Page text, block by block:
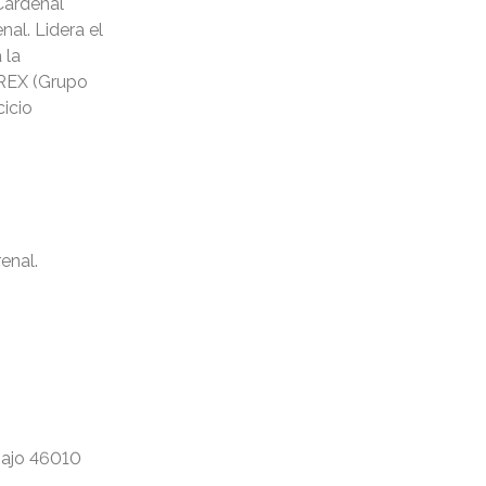
Lidera el
la
(Grupo
46010